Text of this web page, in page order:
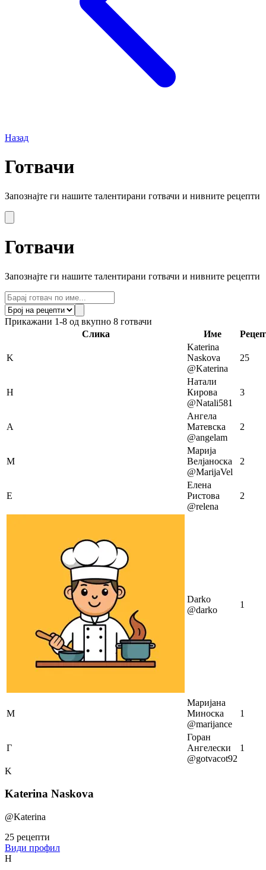
Назад
Готвачи
Запознајте ги нашите талентирани готвачи и нивните рецепти
Готвачи
Запознајте ги нашите талентирани готвачи и нивните рецепти
Прикажани 1-8 од вкупно 8 готвачи
Слика
Име
K
Katerina
Naskova
@Katerina
25
Н
Натали
Кирова
@Natali581
3
А
Ангела
Матевска
@angelam
2
М
Марија
Велјаноска
@MarijaVel
2
Е
Елена
Ристова
@relena
2
Darko
@darko
1
М
Маријана
Миноска
@marijance
1
Г
Горан
Ангелески
@gotvacot92
1
K
Katerina Naskova
@Katerina
25 рецепти
Види профил
Н